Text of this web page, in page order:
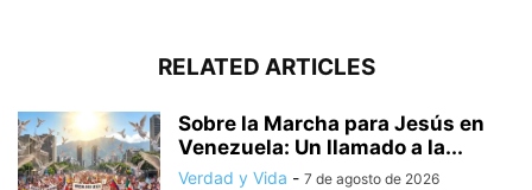
RELATED ARTICLES
Sobre la Marcha para Jesús en
Venezuela: Un llamado a la...
Verdad y Vida - 7 de agosto de 2026